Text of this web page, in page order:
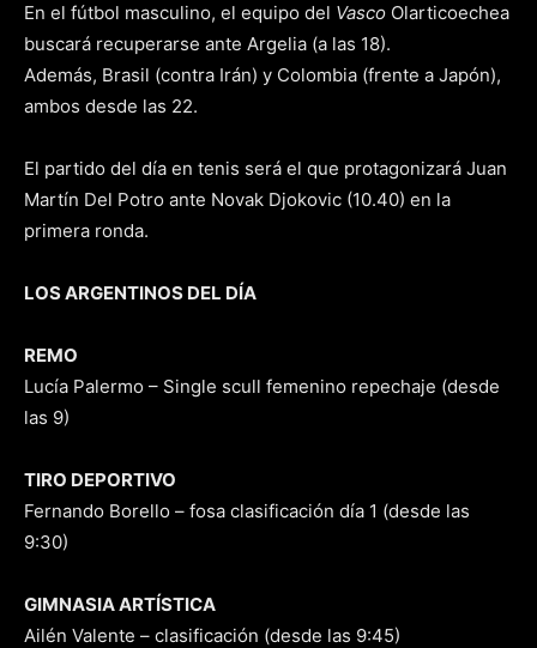
En el fútbol masculino, el equipo del Vasco Olarticoechea
buscará recuperarse ante Argelia (a las 18).
Además, Brasil (contra Irán) y Colombia (frente a Japón),
ambos desde las 22.
El partido del día en tenis será el que protagonizará Juan
Martín Del Potro ante Novak Djokovic (10.40) en la
primera ronda.
LOS ARGENTINOS DEL DÍA
REMO
Lucía Palermo – Single scull femenino repechaje (desde
las 9)
TIRO DEPORTIVO
Fernando Borello – fosa clasificación día 1 (desde las
9:30)
GIMNASIA ARTÍSTICA
Ailén Valente – clasificación (desde las 9:45)